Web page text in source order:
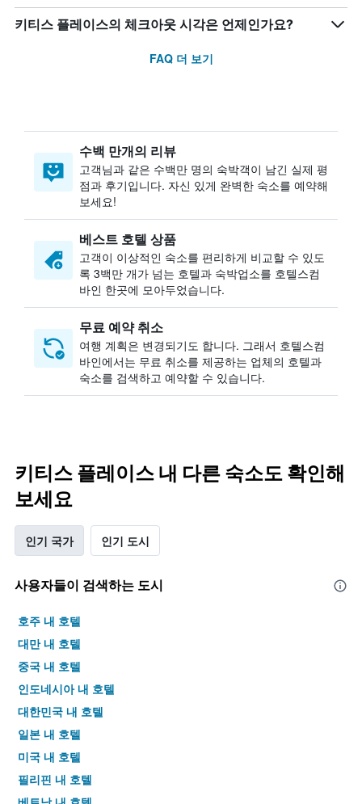
키티스 플레이스의 체크아웃 시각은 언제인가요?
FAQ 더 보기
수백 만개의 리뷰
고객님과 같은 수백만 명의 숙박객이 남긴 실제 평
점과 후기입니다. 자신 있게 완벽한 숙소를 예약해
보세요!
베스트 호텔 상품
고객이 이상적인 숙소를 편리하게 비교할 수 있도
록 3백만 개가 넘는 호텔과 숙박업소를 호텔스컴
바인 한곳에 모아두었습니다.
무료 예약 취소
여행 계획은 변경되기도 합니다. ​그래서 호텔스컴
바인에서는 무료 취소를 제공하는 업체의 호텔과
숙소를 검색하고 예약할 수 있습니다.
키티스 플레이스 내 다른 숙소도 확인해
보세요
인기 국가 인기 도시
사용자들이 검색하는 도시
호주 내 호텔
대만 내 호텔
중국 내 호텔
인도네시아 내 호텔
대한민국 내 호텔
일본 내 호텔
미국 내 호텔
필리핀 내 호텔